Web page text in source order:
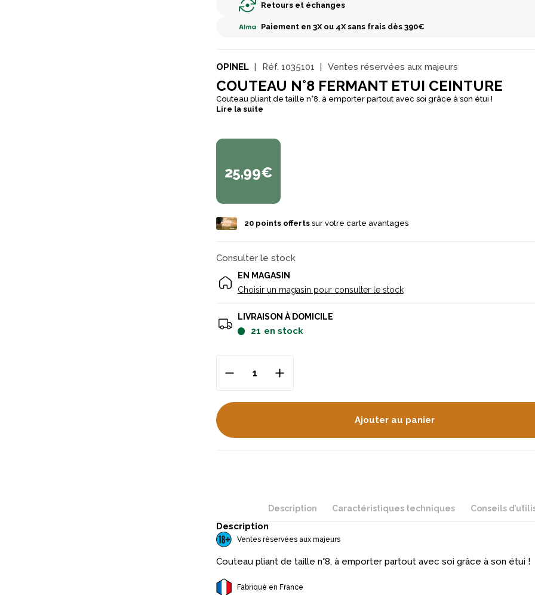
Retours et échanges
Paiement en 3X ou 4X sans frais dès 390€
OPINEL Réf. 1035101 Ventes réservées aux majeurs
COUTEAU N°8 FERMANT ETUI CEINTURE
Couteau pliant de taille n°8, à emporter partout avec soi grâce à son étui !
Lire la suite
25,99€
20 points offerts sur votre carte avantages
Consulter le stock
EN MAGASIN
Choisir un magasin pour consulter le stock
LIVRAISON À DOMICILE
21 en stock
Ajouter au panier
Description Caractéristiques techniques Conseils
Description
Ventes réservées aux majeurs
Couteau pliant de taille n°8, à emporter partout avec soi grâce à son étui !
Fabriqué en France